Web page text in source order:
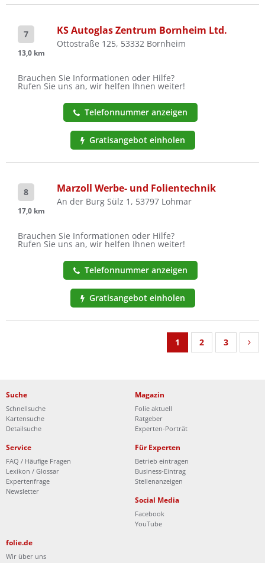
7
13,0 km
KS Autoglas Zentrum Bornheim Ltd.
Ottostraße 125, 53332 Bornheim
Brauchen Sie Informationen oder Hilfe?
Rufen Sie uns an, wir helfen Ihnen weiter!
Telefonnummer anzeigen
Gratisangebot einholen
8
17,0 km
Marzoll Werbe- und Folientechnik
An der Burg Sülz 1, 53797 Lohmar
Brauchen Sie Informationen oder Hilfe?
Rufen Sie uns an, wir helfen Ihnen weiter!
Telefonnummer anzeigen
Gratisangebot einholen
1 2 3
Suche
Schnellsuche
Kartensuche
Detailsuche
Magazin
Folie aktuell
Ratgeber
Experten-Porträt
Service
FAQ / Häufige Fragen
Lexikon / Glossar
Expertenfrage
Newsletter
Für Experten
Betrieb eintragen
Business-Eintrag
Stellenanzeigen
Social Media
Facebook
YouTube
folie.de
Wir über uns